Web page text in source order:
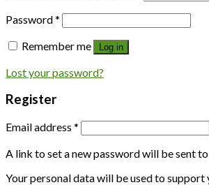
Password*
Remember me
Log in
Lost your password?
Register
Email address *
A link to set a new password will be sent
Your personal data will be used to